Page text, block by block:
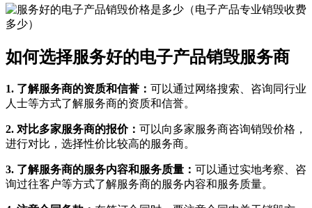
如何选择服务好的电子产品销毁服务商
1. 了解服务商的资质和信誉： 可以通过网络搜索、咨询同行业
人士等方式了解服务商的资质和信誉。
2. 对比多家服务商的报价： 可以向多家服务商咨询销毁价格，
进行对比，选择性价比较高的服务商。
3. 了解服务商的服务内容和服务质量： 可以通过实地考察、咨
询过往客户等方式了解服务商的服务内容和服务质量。